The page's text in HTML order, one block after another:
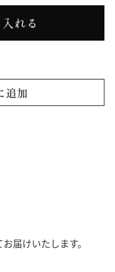
届けいたします。